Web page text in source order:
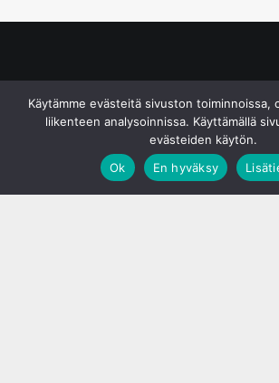
Käytämme evästeitä sivuston toiminnoissa,
liikenteen analysoinnissa. Käyttämällä
evästeiden käytön.
Ok
En hyväksy